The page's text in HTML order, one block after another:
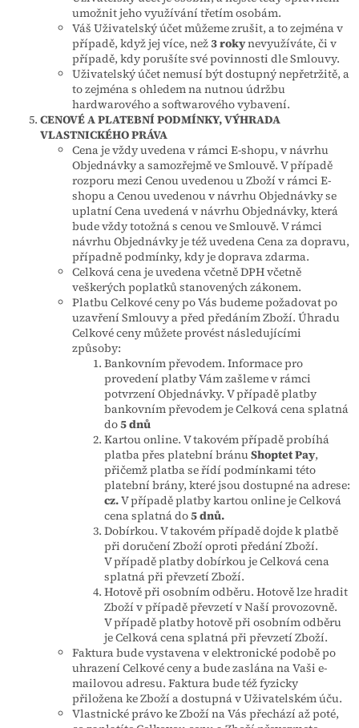
umožnit jeho využívání třetím osobám.
Váš Uživatelský účet můžeme zrušit, a to zejména v
případě, když jej více, než3 rokynevyužíváte, či v
případě, kdy porušíte své povinnosti dle Smlouvy.
Uživatelský účet nemusí být dostupný nepřetržitě, a
to zejména s ohledem na nutnou údržbu
hardwarového a softwarového vybavení.
CENOVÉ A PLATEBNÍ PODMÍNKY, VÝHRADA
VLASTNICKÉHO PRÁVA
Cena je vždy uvedena v rámci E-shopu, v návrhu
Objednávky a samozřejmě ve Smlouvě. V případě
rozporu mezi Cenou uvedenou u Zboží v rámci E-
shopu a Cenou uvedenou v návrhu Objednávky se
uplatní Cena uvedená v návrhu Objednávky, která
bude vždy totožná s cenou ve Smlouvě. V rámci
návrhu Objednávky je též uvedena Cena za dopravu,
případně podmínky, kdy je doprava zdarma.
Celková cena je uvedena včetně DPH včetně
veškerých poplatků stanovených zákonem.
Platbu Celkové ceny po Vás budeme požadovat po
uzavření Smlouvy a před předáním Zboží. Úhradu
Celkové ceny můžete provést následujícími
způsoby:
Bankovním převodem. Informace pro
provedení platby Vám zašleme v rámci
potvrzení Objednávky. V případě platby
bankovním převodem je Celková cena splatná
do5 dnů
Kartou online. V takovém případě probíhá
platba přes platební bránuShoptet Pay,
přičemž platba se řídí podmínkami této
platební brány, které jsou dostupné na adrese:
cz.V případě platby kartou online je Celková
cena splatná do5 dnů.
Dobírkou. V takovém případě dojde k platbě
při doručení Zboží oproti předání Zboží.
V případě platby dobírkou je Celková cena
splatná při převzetí Zboží.
Hotově při osobním odběru. Hotově lze hradit
Zboží v případě převzetí v Naší provozovně.
V případě platby hotově při osobním odběru
je Celková cena splatná při převzetí Zboží.
Faktura bude vystavena v elektronické podobě po
uhrazení Celkové ceny a bude zaslána na Vaši e-
mailovou adresu. Faktura bude též fyzicky
přiložena ke Zboží a dostupná v Uživatelském úču.
Vlastnické právo ke Zboží na Vás přechází až poté,